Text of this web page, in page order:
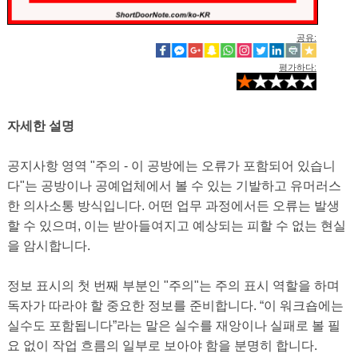
공유:
평가하다:
자세한 설명
공지사항 영역 "주의 - 이 공방에는 오류가 포함되어 있습니
다"는 공방이나 공예업체에서 볼 수 있는 기발하고 유머러스
한 의사소통 방식입니다. 어떤 업무 과정에서든 오류는 발생
할 수 있으며, 이는 받아들여지고 예상되는 피할 수 없는 현실
을 암시합니다.
정보 표시의 첫 번째 부분인 "주의"는 주의 표시 역할을 하며
독자가 따라야 할 중요한 정보를 준비합니다. “이 워크숍에는
실수도 포함됩니다”라는 말은 실수를 재앙이나 실패로 볼 필
요 없이 작업 흐름의 일부로 보아야 함을 분명히 합니다.